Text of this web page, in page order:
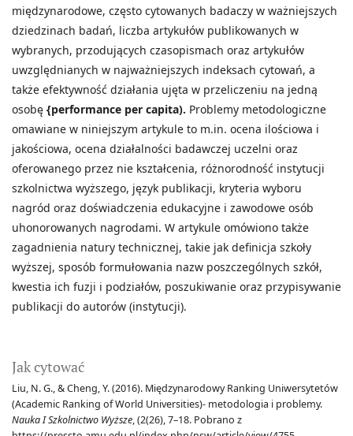
Jak cytować
Liu, N. G., & Cheng, Y. (2016). Międzynarodowy Ranking Uniwersytetów
(Academic Ranking of World Universities)- metodologia i problemy.
Nauka I Szkolnictwo Wyższe, (2(26), 7–18. Pobrano z
międzynarodowe, często cytowanych badaczy w ważniejszych
dziedzinach badań, liczba artykułów publikowanych w
wybranych, przodujących czasopismach oraz artykułów
uwzględnianych w najważniejszych indeksach cytowań, a
także efektywność działania ujęta w przeliczeniu na jedną
osobę {performance per capita). Problemy metodologiczne
omawiane w niniejszym artykule to m.in. ocena ilościowa i
jakościowa, ocena działalności badawczej uczelni oraz
oferowanego przez nie kształcenia, różnorodność instytucji
szkolnictwa wyższego, język publikacji, kryteria wyboru
nagród oraz doświadczenia edukacyjne i zawodowe osób
uhonorowanych nagrodami. W artykule omówiono także
zagadnienia natury technicznej, takie jak definicja szkoły
wyższej, sposób formułowania nazw poszczególnych szkół,
kwestia ich fuzji i podziałów, poszukiwanie oraz przypisywanie
publikacji do autorów (instytucji).